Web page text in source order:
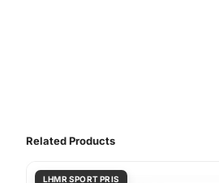
Related Products